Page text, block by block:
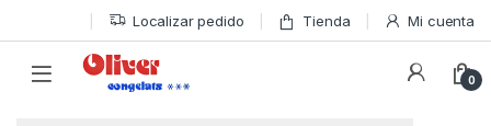
Skip to navigation
Skip to content Localizar pedido Tienda Mi cuenta
0